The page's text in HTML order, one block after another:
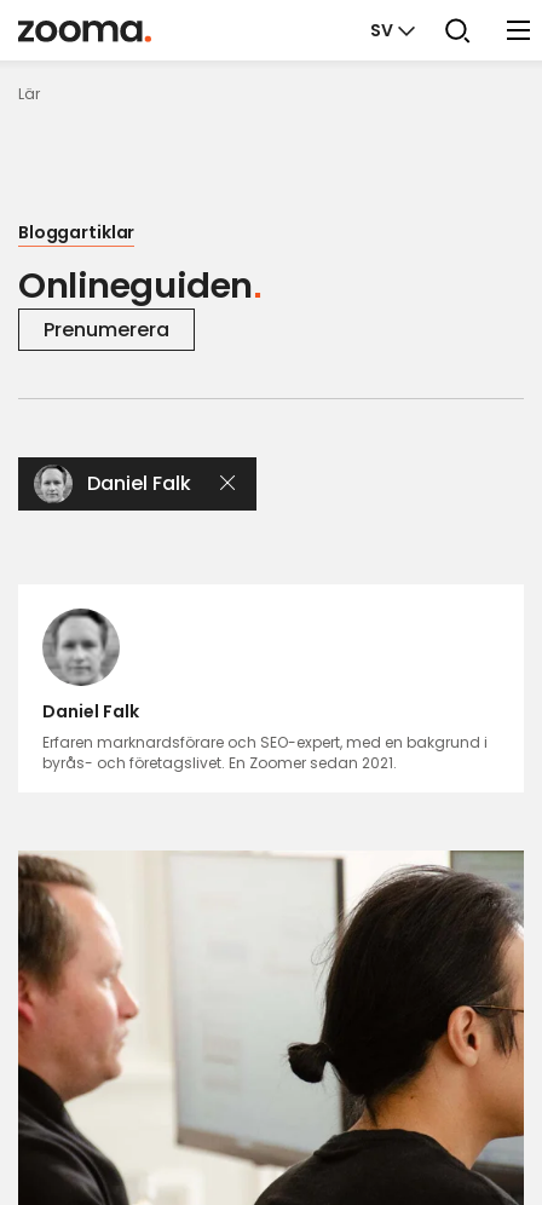
SV
Lär
Bloggartiklar
Onlineguiden
Prenumerera
Daniel Falk
Daniel Falk
Erfaren marknardsförare och SEO-expert, med en bakgrund i
byrås- och företagslivet. En Zoomer sedan 2021.